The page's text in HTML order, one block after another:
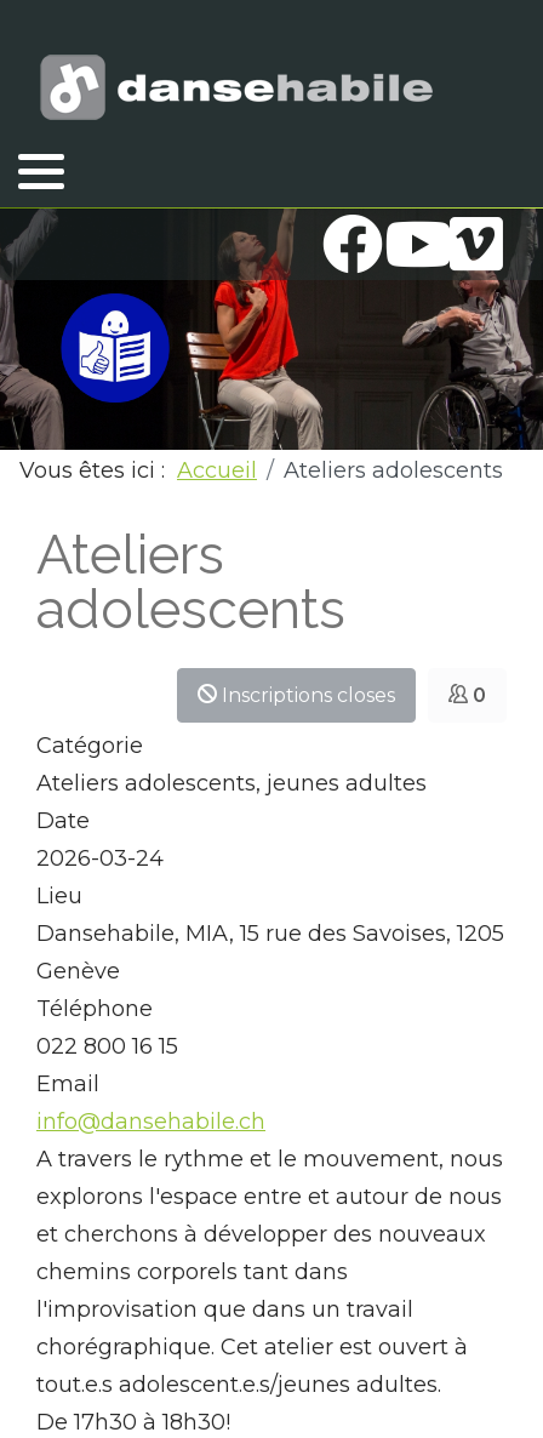
Vous êtes ici : Accueil Ateliers adolescents
Ateliers
adolescents
Inscriptions closes 0
Catégorie
Ateliers adolescents, jeunes adultes
Date
2026-03-24
Lieu
Dansehabile, MIA, 15 rue des Savoises, 1205
Genève
Téléphone
022 800 16 15
Email
info@dansehabile.ch
A travers le rythme et le mouvement, nous
explorons l'espace entre et autour de nous
et cherchons à développer des nouveaux
chemins corporels tant dans
l'improvisation que dans un travail
chorégraphique. Cet atelier est ouvert à
tout.e.s adolescent.e.s/jeunes adultes.
De 17h30 à 18h30!